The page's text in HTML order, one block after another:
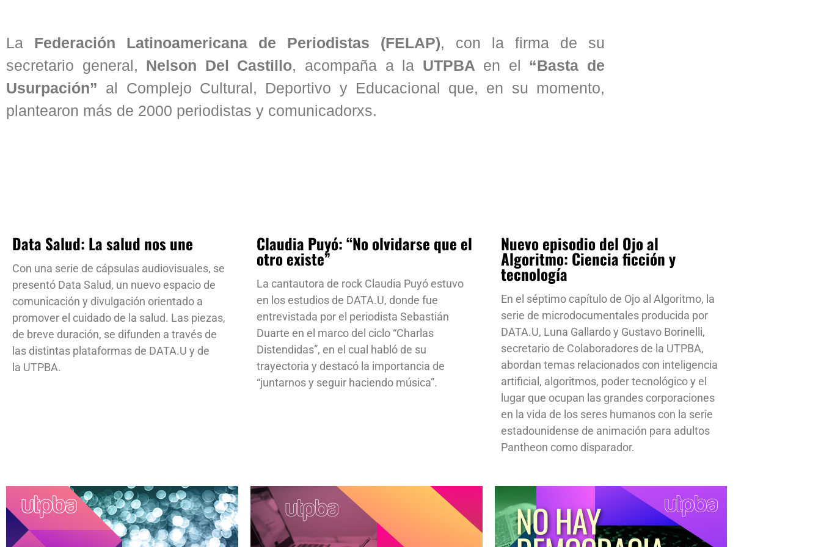
La Federación Latinoamericana de Periodistas (FELAP), con la firma de su
secretario general, Nelson Del Castillo, acompaña a la UTPBA en el “Basta de
Usurpación” al Complejo Cultural, Deportivo y Educacional que, en su momento,
plantearon más de 2000 periodistas y comunicadorxs.
Data Salud: La salud nos une
Con una serie de cápsulas audiovisuales, se
presentó Data Salud, un nuevo espacio de
comunicación y divulgación orientado a
promover el cuidado de la salud. Las piezas,
de breve duración, se difunden a través de
las distintas plataformas de DATA.U y de
la UTPBA.
Claudia Puyó: “No olvidarse que el
otro existe”
La cantautora de rock Claudia Puyó estuvo
en los estudios de DATA.U, donde fue
entrevistada por el periodista Sebastián
Duarte en el marco del ciclo “Charlas
Distendidas”, en el cual habló de su
trayectoria y destacó la importancia de
“juntarnos y seguir haciendo música”.
Nuevo episodio del Ojo al
Algoritmo: Ciencia ficción y
tecnología
En el séptimo capítulo de Ojo al Algoritmo, la
serie de microdocumentales producida por
DATA.U, Luna Gallardo y Gustavo Borinelli,
secretario de Colaboradores de la UTPBA,
abordan temas relacionados con inteligencia
artificial, algoritmos, poder tecnológico y el
lugar que ocupan las grandes corporaciones
en la vida de los seres humanos con la serie
estadounidense de animación para adultos
Pantheon como disparador.